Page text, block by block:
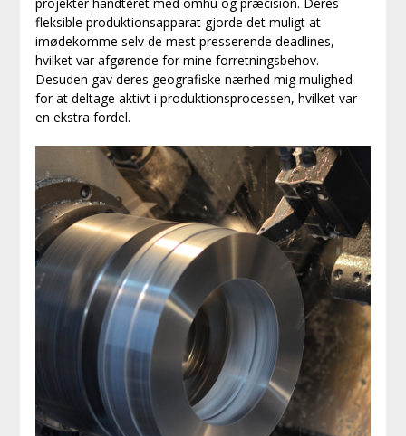
fleksible produktionsapparat gjorde det muligt at
imødekomme selv de mest presserende deadlines,
hvilket var afgørende for mine forretningsbehov.
Desuden gav deres geografiske nærhed mig mulighed
for at deltage aktivt i produktionsprocessen, hvilket var
en ekstra fordel.